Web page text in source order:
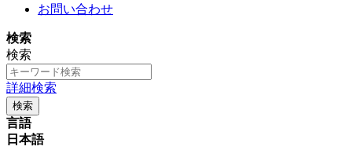
お問い合わせ
検索
検索
詳細検索
検索
言語
日本語